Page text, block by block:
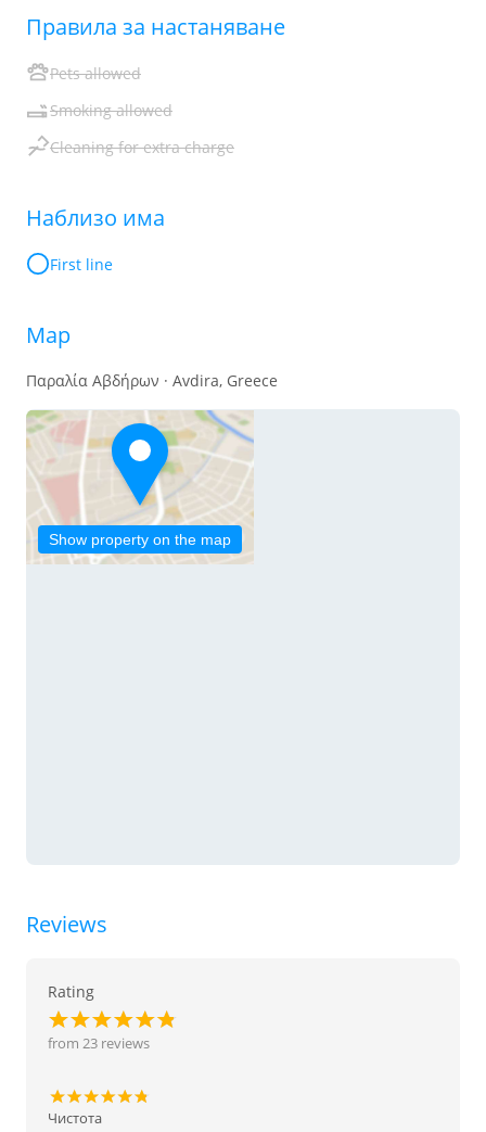
Правила за настаняване
Pets allowed
Smoking allowed
Cleaning for extra charge
Наблизо има
First line
Map
Παραλία Αβδήρων · Avdira, Greece
Show property on the map
Reviews
Rating
from 23 reviews
Чистота